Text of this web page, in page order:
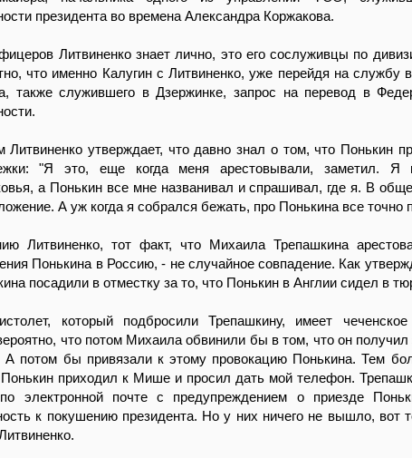
президента во времена Александра Коржакова.
Литвиненко знает лично, это его сослуживцы по
что именно Калугин с Литвиненко, уже перейдя на службу
также служившего в Дзержинке, запрос на перевод в
Литвиненко утверждает, что давно знал о том, что Понькин
"Я это, еще когда меня арестовывали, заметил. Я
а Понькин все мне названивал и спрашивал, где я. В
А уж когда я собрался бежать, про Понькина все точно
Литвиненко, тот факт, что Михаила Трепашкина
Понькина в Россию, - не случайное совпадение. Как
посадили в отместку за то, что Понькин в Англии сидел в
который подбросили Трепашкину, имеет чеченское
что потом Михаила обвинили бы в том, что он получил
А потом бы привязали к этому провокацию Понькина. Тем
Понькин приходил к Мише и просил дать мой телефон.
электронной почте с предупреждением о приезде
к покушению президента. Но у них ничего не вышло, вот